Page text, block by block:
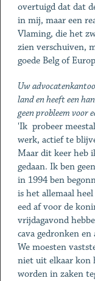
overtuigd dat dat
in mij, maar een
Vlaming, die het
zien verschuiven,
goede Belg of
Uw
land en heeft een
geen probleem voor
'Ik probeer
werk, actief te
Maar dit keer heb
gedaan. Ik ben
in 1994 ben
is het allemaal
eed af voor de
vrijdagavond
cava gedronken en
We moesten
niet uit elkaar kon
worden in zaken